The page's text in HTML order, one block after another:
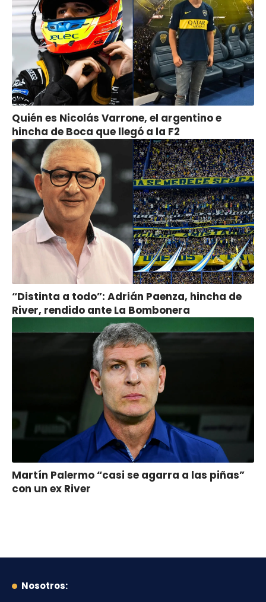
Quién es Nicolás Varrone, el argentino e
hincha de Boca que llegó a la F2
“Distinta a todo”: Adrián Paenza, hincha de
River, rendido ante La Bombonera
Martín Palermo “casi se agarra a las piñas”
con un ex River
Nosotros: